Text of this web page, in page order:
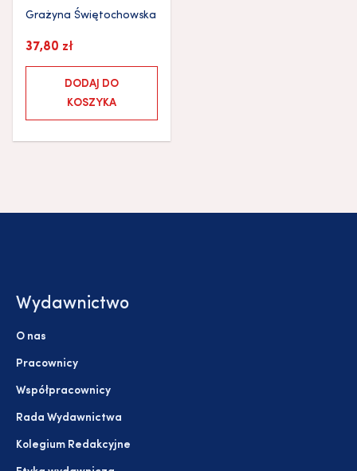
Grażyna Świętochowska
37,80 zł
DODAJ DO
KOSZYKA
Wydawnictwo
O nas
Pracownicy
Współpracownicy
Rada Wydawnictwa
Kolegium Redakcyjne